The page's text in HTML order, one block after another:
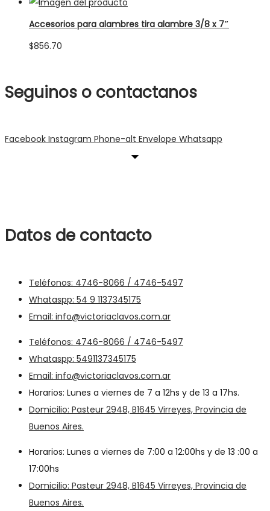
Accesorios para alambres tira alambre 3/8 x 7″
$856.70
Seguinos o contactanos
Facebook Instagram Phone-alt Envelope Whatsapp
Datos de contacto
Teléfonos: 4746-8066 / 4746-5497
Whataspp: 54 9 1137345175
Email: info@victoriaclavos.com.ar
Teléfonos: 4746-8066 / 4746-5497
Whataspp: 5491137345175
Email: info@victoriaclavos.com.ar
Horarios: Lunes a viernes de 7 a 12hs y de 13 a 17hs.
Domicilio: Pasteur 2948, B1645 Virreyes, Provincia de
Buenos Aires.
Horarios: Lunes a viernes de 7:00 a 12:00hs y de 13 :00 a
17:00hs
Domicilio: Pasteur 2948, B1645 Virreyes, Provincia de
Buenos Aires.